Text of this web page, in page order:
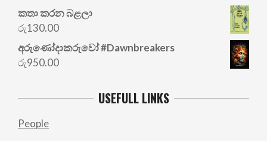
price
was:
කතා කරන බළලා
රු130.00
අරු‍ණෝදාකරුවෝ #Dawnbreakers
රු950.00
USEFULL LINKS
People